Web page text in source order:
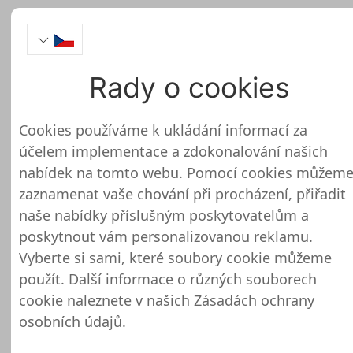
test online obchodu
Patientenverfuegung.digital ještě
nebyl zkontrolován a testován
O tomto obchodu nebo webu zatím nemáme
žádné podrobné informace. To znamená, že
Rady o cookies
Cookies používáme k ukládání informací za
účelem implementace a zdokonalování našich
nabídek na tomto webu. Pomocí cookies
zaznamenat vaše chování při procházení, přiřadit
naše nabídky příslušným poskytovatelům a
poskytnout vám personalizovanou reklamu.
Vyberte si sami, které soubory cookie můžeme
použít. Další informace o různých souborech
cookie naleznete v našichZásadách ochrany
osobních údajů.